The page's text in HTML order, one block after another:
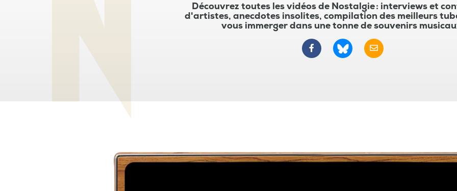
Découvrez toutes les vidéos de Nostalgie : interviews et
d'artistes, anecdotes insolites, compilation des meilleurs
vous immerger dans une tonne de souvenirs